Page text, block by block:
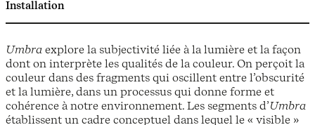
Installation
Umbra explore la subjectivité liée à la lumière et la façon
dont on interprète les qualités de la couleur. On perçoit la
couleur dans des fragments qui oscillent entre l’obscurité
et la lumière, dans un processus qui donne forme et
cohérence à notre environnement. Les segments d’Umbra
établissent un cadre conceptuel dans lequel le « visible »